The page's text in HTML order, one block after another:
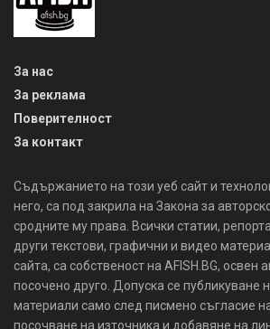
За нас
За реклама
Поверителност
За контакт
Съдържанието на този уеб сайт и
него, са под закрила на Закона за
сродните му права. Всички статии,
други текстови, графични и видео
сайта, са собственост на AFISH.BG, освен
посочено друго. Допуска се публикуване
материали само след писмено съгласие на
посочване на източника и добавяне на